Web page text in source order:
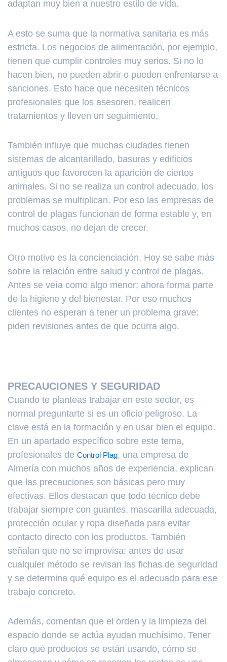
adaptan muy bien a nuestro estilo de vida.
A esto se suma que la normativa sanitaria es más
estricta. Los negocios de alimentación, por ejemplo,
tienen que cumplir controles muy serios. Si no lo
hacen bien, no pueden abrir o pueden enfrentarse a
sanciones. Esto hace que necesiten técnicos
profesionales que los asesoren, realicen
tratamientos y lleven un seguimiento.
También influye que muchas ciudades tienen
sistemas de alcantarillado, basuras y edificios
antiguos que favorecen la aparición de ciertos
animales. Si no se realiza un control adecuado, los
problemas se multiplican. Por eso las empresas de
control de plagas funcionan de forma estable y, en
muchos casos, no dejan de crecer.
Otro motivo es la concienciación. Hoy se sabe más
sobre la relación entre salud y control de plagas.
Antes se veía como algo menor; ahora forma parte
de la higiene y del bienestar. Por eso muchos
clientes no esperan a tener un problema grave:
piden revisiones antes de que ocurra algo.
PRECAUCIONES Y SEGURIDAD
Cuando te planteas trabajar en este sector, es
normal preguntarte si es un oficio peligroso. La
clave está en la formación y en usar bien el equipo.
En un apartado específico sobre este tema,
profesionales de Control Plag, una empresa de
Almería con muchos años de experiencia, explican
que las precauciones son básicas pero muy
efectivas. Ellos destacan que todo técnico debe
trabajar siempre con guantes, mascarilla adecuada,
protección ocular y ropa diseñada para evitar
contacto directo con los productos. También
señalan que no se improvisa: antes de usar
cualquier método se revisan las fichas de seguridad
y se determina qué equipo es el adecuado para ese
trabajo concreto.
Además, comentan que el orden y la limpieza del
espacio donde se actúa ayudan muchísimo. Tener
claro qué productos se están usando, cómo se